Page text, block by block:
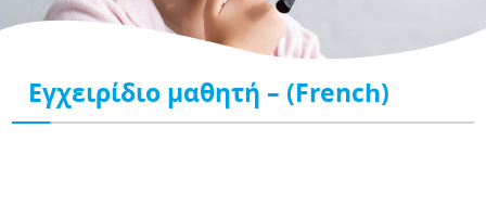
Εγχειρίδιο μαθητή – (French)